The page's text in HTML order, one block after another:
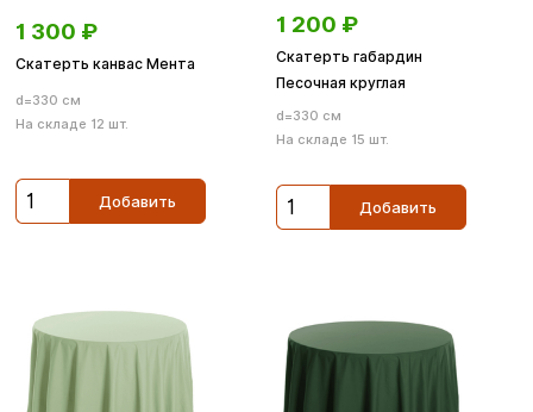
1 300 ₽
Скатерть канвас Мента
d=330 см
На складе 12 шт.
Добавить
1 200 ₽
Скатерть габардин
Песочная круглая
d=330 см
На складе 15 шт.
Добавить